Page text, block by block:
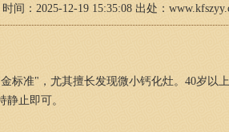
时间：2025-12-19 15:35:08 出处：
标准"，尤其擅长发现微小钙化灶。40岁以
止即可。